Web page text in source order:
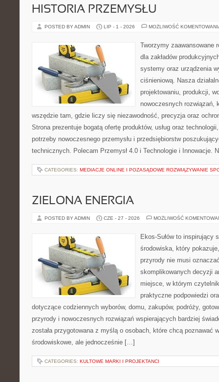
HISTORIA PRZEMYSŁU
POSTED BY ADMIN LIP - 1 - 2026 MOŻLIWOŚĆ
Tworzymy zaawansowane
dla zakładów
systemy oraz urządzenia
ciśnieniową. Nasza
projektowaniu, produkcji,
nowoczesnych rozwiązań,
wszędzie tam, gdzie liczy się niezawodność, precyzja oraz
Strona prezentuje bogatą ofertę produktów, usług oraz
potrzeby nowoczesnego przemysłu i przedsiębiorstw
technicznych. Polecam Przemysł 4.0 i Technologie i Innowacje.
CATEGORIES: MEDIACJE ONLINE I POZASĄDOWE ROZWIĄZYWANIE
ZIELONA ENERGIA
POSTED BY ADMIN CZE - 27 - 2026 MOŻLIWOŚĆ
Ekos-Sułów to inspirujący
środowiska, który
przyrody nie musi
skomplikowanych decyzji
miejsce, w którym
praktyczne podpowiedzi
dotyczące codziennych wyborów, domu, zakupów, podróży,
przyrody i nowoczesnych rozwiązań wspierających bardziej
została przygotowana z myślą o osobach, które chcą poznawać
środowiskowe, ale jednocześnie […]
CATEGORIES: KULTOWE MARKI I PROJEKTANCI